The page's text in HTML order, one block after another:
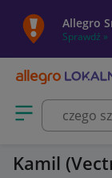
Allegro
Sprawdź »
Otwórz menu z
Kamil